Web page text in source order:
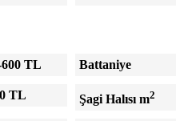
600 TL Battaniye
TL Şagi Halısı m2